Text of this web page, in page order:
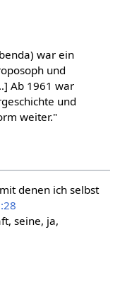
war ein
und
Ab 1961 war
und
weiter."
denen ich selbst
seine, ja,